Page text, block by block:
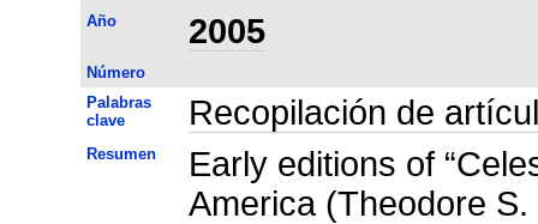
Año 2005
Número
Palabras
clave
Recopilación de
Resumen
Early editions of
America (Theodore